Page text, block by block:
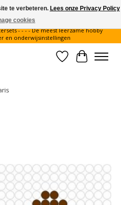
- - - - Legvoorbeelden gratis te
- - - - De meest leerzame hobby
en onderwijsinstellingen
Verlanglijst
te verbeteren. Lees onze Privacy Policy
cookies